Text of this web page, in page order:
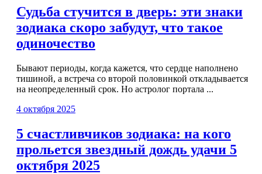
Судьба стучится в дверь: эти знаки
зодиака скоро забудут, что такое
одиночество
Бывают периоды, когда кажется, что сердце наполнено
тишиной, а встреча со второй половинкой откладывается
на неопределенный срок. Но астролог портала ...
4 октября 2025
5 счастливчиков зодиака: на кого
прольется звездный дождь удачи 5
октября 2025